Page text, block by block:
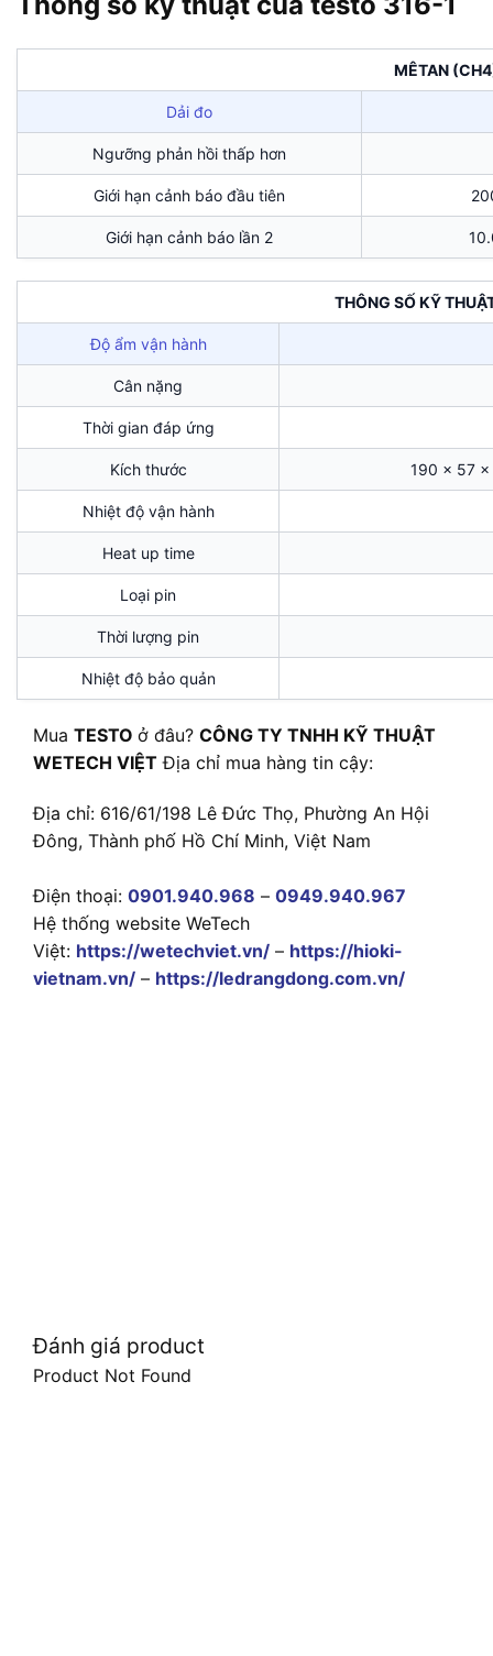
MÊTAN
Dải đo
Ngưỡng phản hồi thấp hơn
Giới hạn cảnh báo đầu tiên
Giới hạn cảnh báo lần 2
THÔNG SỐ KỸ
Độ ẩm vận hành
Cân nặng
Thời gian đáp ứng
Kích thước 190 x 57 x
Nhiệt độ vận hành
Heat up time
Loại pin
Thời lượng pin
Nhiệt độ bảo quản
Mua TESTO ở đâu? CÔNG TY TNHH KỸ THUẬT
WETECH VIỆT Địa chỉ mua hàng tin cậy:
Địa chỉ: 616/61/198 Lê Đức Thọ, Phường An Hội
Đông, Thành phố Hồ Chí Minh, Việt Nam
Điện thoại: 0901.940.968 – 0949.940.967
Hệ thống website WeTech
Việt: https://wetechviet.vn/ – https://hioki-
vietnam.vn/ – https://ledrangdong.com.vn/
Đánh giá product
Product Not Found